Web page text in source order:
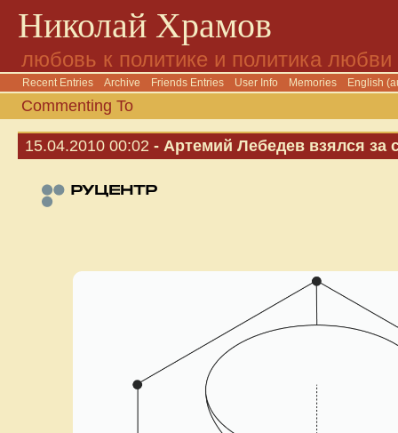
Николай Храмов
любовь к политике и политика любви
Recent Entries Archive Friends Entries User Info Memories English
Commenting To
15.04.2010 00:02 - Артемий Лебедев взялся за